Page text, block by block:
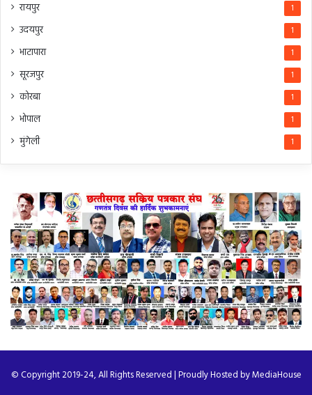
रायपुर 1
उदयपुर 1
भाटापारा 1
सूरजपुर 1
कोरबा 1
भोपाल 1
मुंगेली 1
© Copyright 2019-24, All Rights Reserved | Proudly Hosted byMediaHouse